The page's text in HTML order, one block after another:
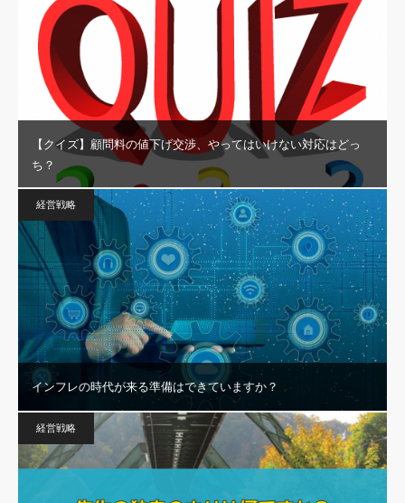
【クイズ】顧問料の値下げ交渉、やってはいけない対応はどっ
ち？
経営戦略
インフレの時代が来る準備はできていますか？
経営戦略